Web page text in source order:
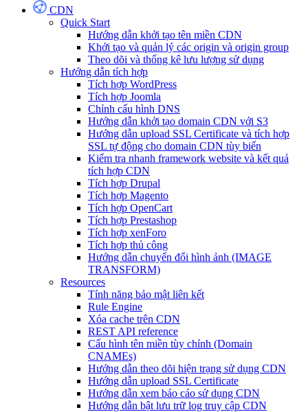
CDN
Quick Start
Hướng dẫn khởi tạo tên miền CDN
Khởi tạo và quản lý các origin và origin group
Theo dõi và thống kê lưu lượng sử dụng
Hướng dẫn tích hợp
Tích hợp WordPress
Tích hợp Joomla
Chỉnh cấu hình DNS
Hướng dẫn khởi tạo domain CDN với S3
Hướng dẫn upload SSL Certificate và tích hợp
SSL tự động cho domain CDN tùy biến
Kiểm tra nhanh framework website và kết quả
tích hợp CDN
Tích hợp Drupal
Tích hợp Magento
Tích hợp OpenCart
Tích hợp Prestashop
Tích hợp xenForo
Tích hợp thủ công
Hướng dẫn chuyển đổi hình ảnh (IMAGE
TRANSFORM)
Resources
Tính năng bảo mật liên kết
Rule Engine
Xóa cache trên CDN
REST API reference
Cấu hình tên miền tùy chỉnh (Domain
CNAMEs)
Hướng dẫn theo dõi hiện trạng sử dụng CDN
Hướng dẫn upload SSL Certificate
Hướng dẫn xem báo cáo sử dụng CDN
Hướng dẫn bật lưu trữ log truy cập CDN